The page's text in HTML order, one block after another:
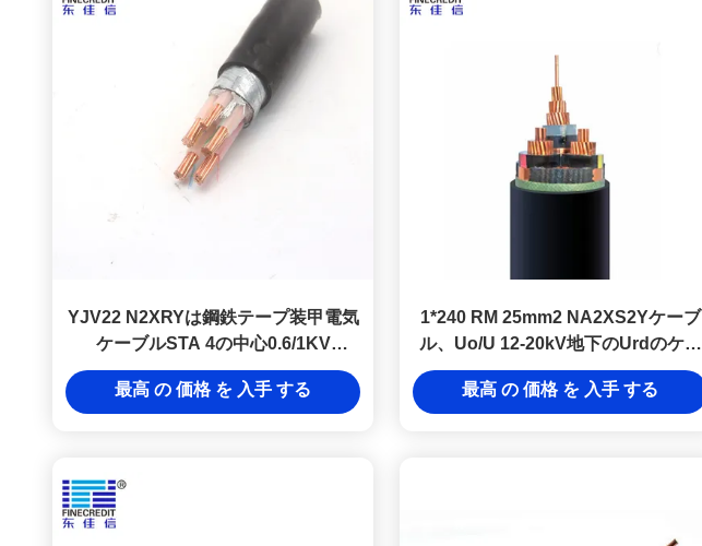
YJV22 N2XRYは鋼鉄テープ装甲電気
ケーブルSTA 4の中心0.6/1KV
4*50mm2に電流を通した
最高 の 価格 を 入手 する
1*240 RM 25mm2 NA2XS2Yケーブ
ル、Uo/U 12-20kV地下のUrdのケー
ブル
最高 の 価格 を 入手 する